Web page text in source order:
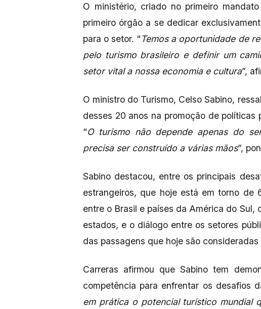
O ministério, criado no primeiro
primeiro órgão a se dedicar
para o setor. “Temos a oportunidade de
pelo turismo brasileiro e definir um
setor vital a nossa economia e cultura”,
O ministro do Turismo, Celso Sabino,
desses 20 anos na promoção de políticas
“O turismo não depende apenas do
precisa ser construído a várias mãos”,
Sabino destacou, entre os principais
estrangeiros, que hoje está em torno de
entre o Brasil e países da América do Sul,
estados, e o diálogo entre os setores
das passagens que hoje são
Carreras afirmou que Sabino tem
competência para enfrentar os desafios
em prática o potencial turístico mundial